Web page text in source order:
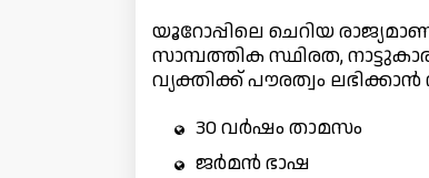
യൂറോപ്പിലെ ചെറിയ
സാമ്പത്തിക സ്ഥിരത,
വ്യക്തിക്ക് പൗരത്വം
30 വർഷം താമസം
ജർമൻ ഭാഷ